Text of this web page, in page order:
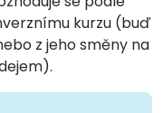
kurzu (buď
z jeho směny na